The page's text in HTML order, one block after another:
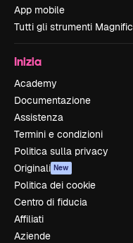
App mobile
Tutti gli strumenti Magnific
Inizia
Academy
Documentazione
Assistenza
Termini e condizioni
Politica sulla privacy
Originali New
Politica dei cookie
Centro di fiducia
Affiliati
Aziende